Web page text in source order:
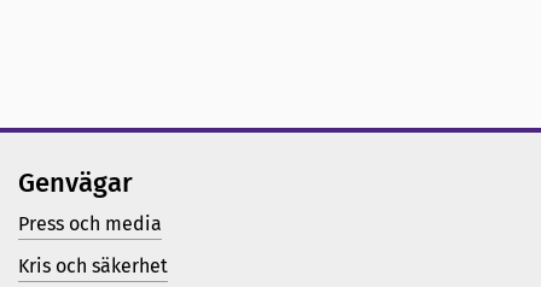
Genvägar
Press och media
Kris och säkerhet